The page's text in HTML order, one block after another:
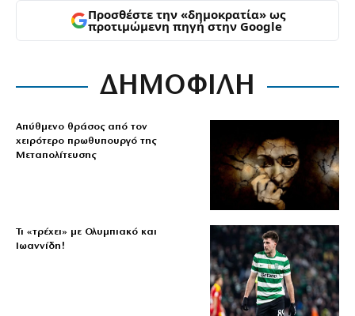
Προσθέστε την «δημοκρατία» ως
προτιμώμενη πηγή στην Google
ΔΗΜΟΦΙΛΗ
Απύθμενο θράσος από τον
χειρότερο πρωθυπουργό της
Μεταπολίτευσης
Τι «τρέχει» με Ολυμπιακό και
Ιωαννίδη!